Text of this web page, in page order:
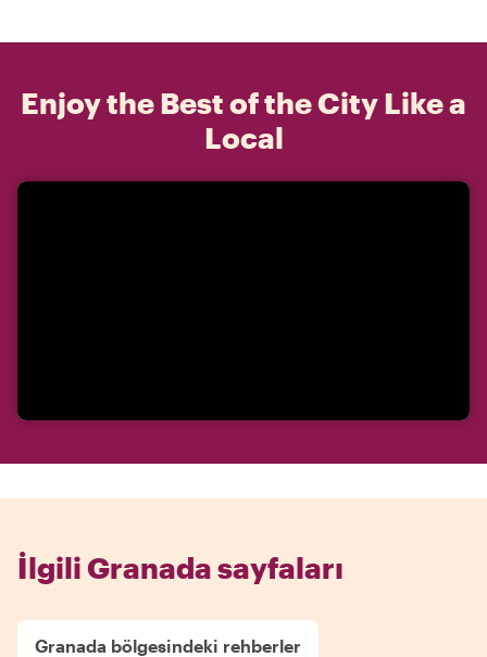
Enjoy the Best of the City Like a
Local
İlgili Granada sayfaları
Granada bölgesindeki rehberler